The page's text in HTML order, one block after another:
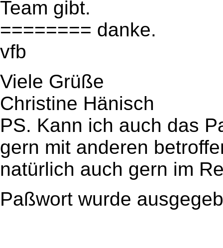
Team gibt.
======== danke.
vfb
Viele Grüße
Christine Hänisch
PS. Kann ich auch das
gern mit anderen
natürlich auch gern im
Paßwort wurde